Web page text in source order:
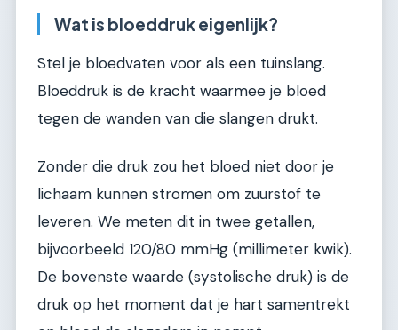
Wat is bloeddruk eigenlijk?
Stel je bloedvaten voor als een tuinslang.
Bloeddruk is de kracht waarmee je bloed
tegen de wanden van die slangen drukt.
Zonder die druk zou het bloed niet door je
lichaam kunnen stromen om zuurstof te
leveren. We meten dit in twee getallen,
bijvoorbeeld 120/80 mmHg (millimeter kwik).
De bovenste waarde (systolische druk) is de
druk op het moment dat je hart samentrekt